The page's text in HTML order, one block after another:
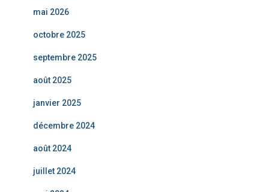
mai 2026
octobre 2025
septembre 2025
août 2025
janvier 2025
décembre 2024
août 2024
juillet 2024